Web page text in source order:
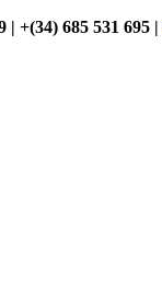
| +(34) 685 531 695 |